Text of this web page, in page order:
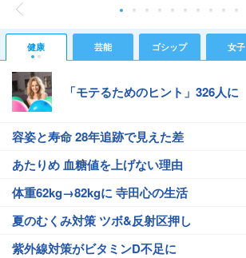
健康 芸能 ゴシップ 女子
「モテるためのヒント」326人に
容姿と寿命 28年追跡で見えた差
あたりめ 血糖値を上げない理由
体重62kg→82kgに 寺田心の生活
夏のむくみ対策 ツボ&反射区押し
紫外線対策がビタミンD不足に